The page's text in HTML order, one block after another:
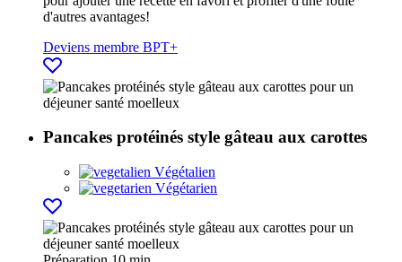
d'autres avantages!
Deviens membre BPT+
Pancakes protéinés style gâteau aux carottes
Végétalien
Végétarien